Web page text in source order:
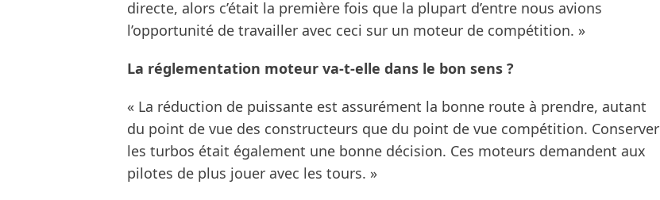
directe, alors c’était la première fois que la plupart d’entre nous avions
l’opportunité de travailler avec ceci sur un moteur de compétition. »
La réglementation moteur va-t-elle dans le bon sens ?
« La réduction de puissante est assurément la bonne route à prendre, autant
du point de vue des constructeurs que du point de vue compétition. Conserver
les turbos était également une bonne décision. Ces moteurs demandent aux
pilotes de plus jouer avec les tours. »